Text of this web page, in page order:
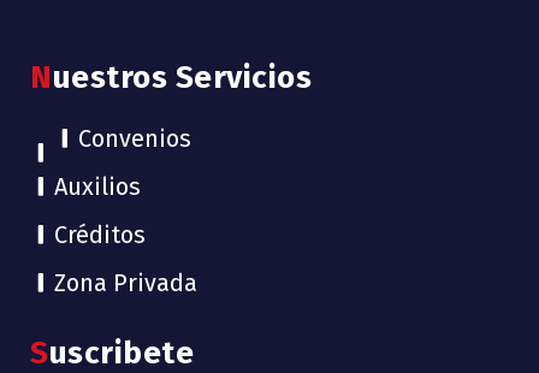
Nuestros Servicios
Convenios
Auxilios
Créditos
Zona Privada
Suscribete